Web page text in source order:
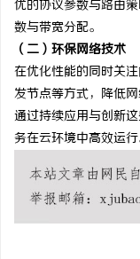
优的协议参数与路由
数与带宽分配。
（二）环保网络技术
在优化性能的同时关
发节点等方式，降低
通过持续应用与创新
务在云环境中高效运行